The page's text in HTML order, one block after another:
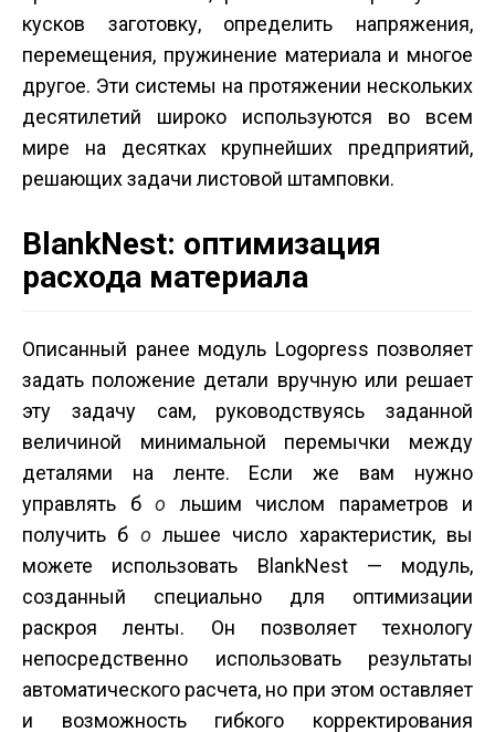
кусков заготовку, определить напряжения,
перемещения, пружинение материала и многое
другое. Эти системы на протяжении нескольких
десятилетий широко используются во всем
мире на десятках крупнейших предприятий,
решающих задачи листовой штамповки.
BlankNest: оптимизация
расхода материала
Описанный ранее модуль Logopress позволяет
задать положение детали вручную или решает
эту задачу сам, руководствуясь заданной
величиной минимальной перемычки между
деталями на ленте. Если же вам нужно
управлять б о льшим числом параметров и
получить б ольшее число характеристик, вы
можете использовать BlankNest — модуль,
созданный специально для оптимизации
раскроя ленты. Он позволяет технологу
непосредственно использовать результаты
автоматического расчета, но при этом оставляет
и возможность гибкого корректирования